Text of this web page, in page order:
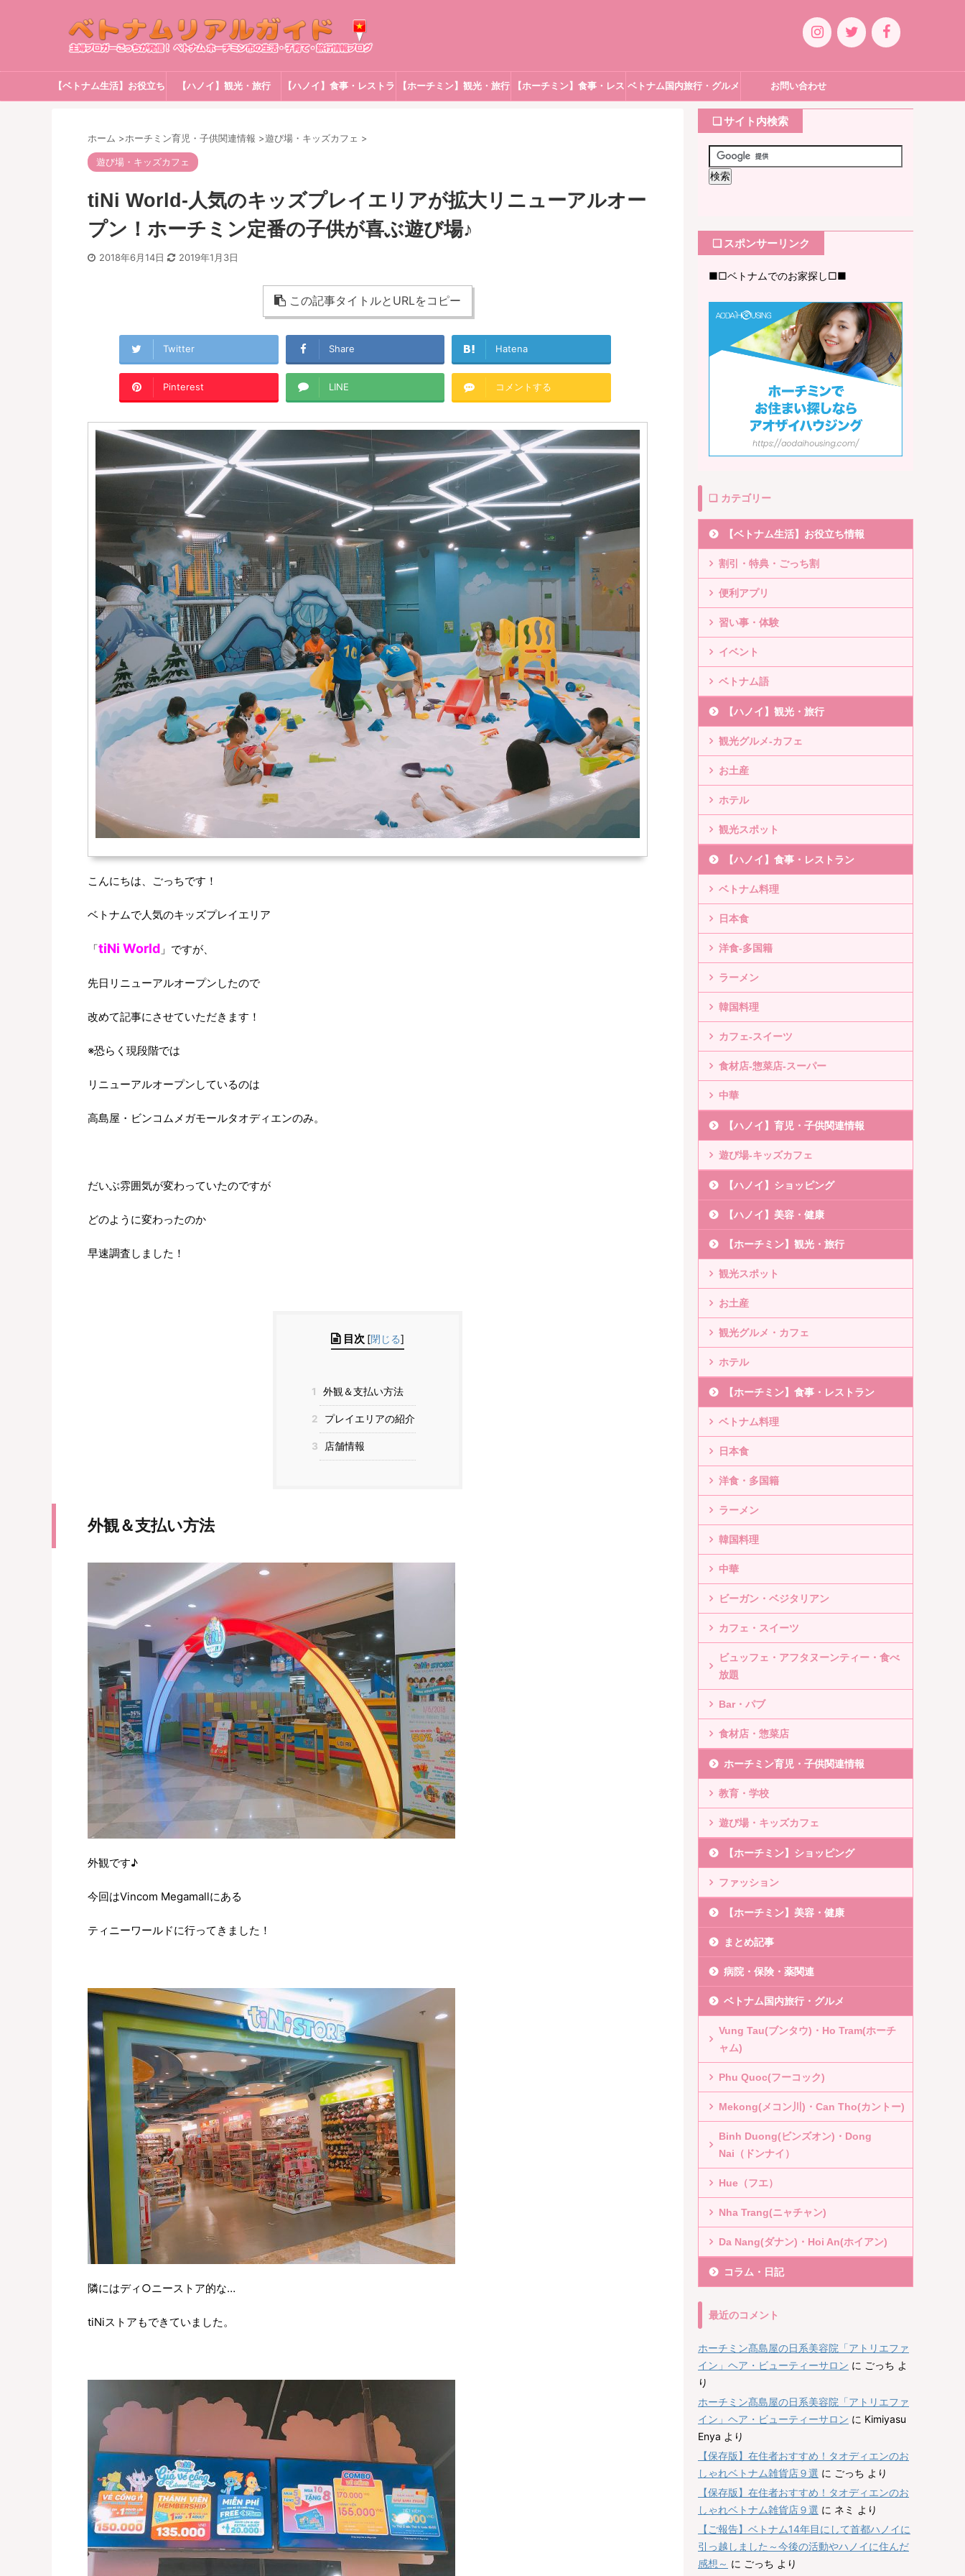
【ベトナム生活】お役立ち 【ハノイ】観光・旅行 【ハノイ】食事・レストラ 【ホーチミン】観光・旅行 【ホーチミン】食事・レス ベトナム国内旅行・グルメ お問い合わせ
ホーム >ホーチミン育児・子供関連情報 >遊び場・キッズカフェ >
遊び場・キッズカフェ
tiNi World-人気のキッズプレイエリアが拡大リニューアルオー
プン！ホーチミン定番の子供が喜ぶ遊び場♪
2018年6月14日 2019年1月3日
この記事タイトルとURLをコピー
Twitter Share Hatena
Pinterest LINE コメントする
こんにちは、ごっちです！
ベトナムで人気のキッズプレイエリア
「tiNi World 」ですが、
先日リニューアルオープンしたので
改めて記事にさせていただきます！
※恐らく現段階では
リニューアルオープンしているのは
高島屋・ビンコムメガモールタオディエンのみ。
だいぶ雰囲気が変わっていたのですが
どのように変わったのか
早速調査しました！
目次 [閉じる]
1 外観＆支払い方法
2 プレイエリアの紹介
3 店舗情報
外観＆支払い方法
外観です♪
今回はVincom Megamallにある
ティニーワールドに行ってきました！
隣にはディ○ニーストア的な…
tiNiストアもできていました。
❏ サイト内検索
❏ スポンサーリンク
■□ベトナムでのお家探し□■
❏ カテゴリー
【ベトナム生活】お役立ち情報
割引・特典・ごっち割
便利アプリ
習い事・体験
イベント
ベトナム語
【ハノイ】観光・旅行
観光グルメ-カフェ
お土産
ホテル
観光スポット
【ハノイ】食事・レストラン
ベトナム料理
日本食
洋食-多国籍
ラーメン
韓国料理
カフェ-スイーツ
食材店-惣菜店-スーパー
中華
【ハノイ】育児・子供関連情報
遊び場-キッズカフェ
【ハノイ】ショッピング
【ハノイ】美容・健康
【ホーチミン】観光・旅行
観光スポット
お土産
観光グルメ・カフェ
ホテル
【ホーチミン】食事・レストラン
ベトナム料理
日本食
洋食・多国籍
ラーメン
韓国料理
中華
ビーガン・ベジタリアン
カフェ・スイーツ
ビュッフェ・アフタヌーンティー・食べ
放題
Bar・パブ
食材店・惣菜店
ホーチミン育児・子供関連情報
教育・学校
遊び場・キッズカフェ
【ホーチミン】ショッピング
ファッション
【ホーチミン】美容・健康
まとめ記事
病院・保険・薬関連
ベトナム国内旅行・グルメ
Vung Tau(ブンタウ)・Ho Tram(ホーチ
ャム)
Phu Quoc(フーコック)
Mekong(メコン川)・Can Tho(カントー)
Binh Duong(ビンズオン)・Dong
Nai（ドンナイ）
Hue（フエ）
Nha Trang(ニャチャン)
Da Nang(ダナン)・Hoi An(ホイアン)
コラム・日記
最近のコメント
ホーチミン髙島屋の日系美容院「アトリエファ
イン」ヘア・ビューティーサロン に ごっち よ
り
ホーチミン髙島屋の日系美容院「アトリエファ
イン」ヘア・ビューティーサロン に Kimiyasu
Enya より
【保存版】在住者おすすめ！タオディエンのお
しゃれベトナム雑貨店９選 に ごっち より
【保存版】在住者おすすめ！タオディエンのお
しゃれベトナム雑貨店９選 に ネミ より
【ご報告】ベトナム14年目にして首都ハノイに
引っ越しました～今後の活動やハノイに住んだ
感想～ に ごっち より